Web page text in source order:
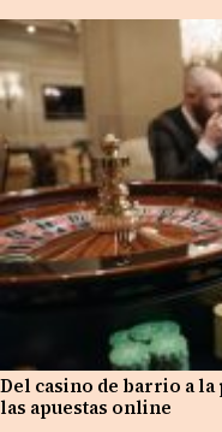
Del casino de barrio a
las apuestas online